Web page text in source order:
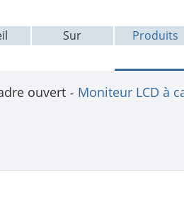
Sur Produits
ouvert Moniteur LCD à